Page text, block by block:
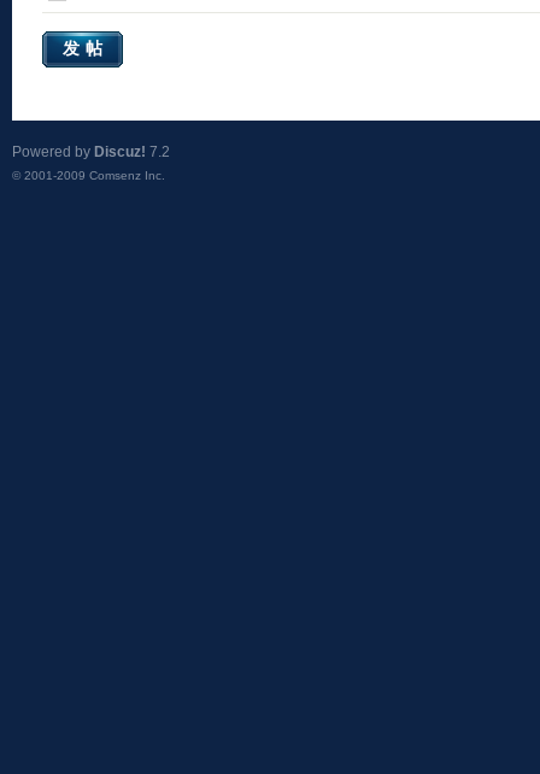
发帖
Powered by Discuz! 7.2
© 2001-2009 Comsenz Inc.